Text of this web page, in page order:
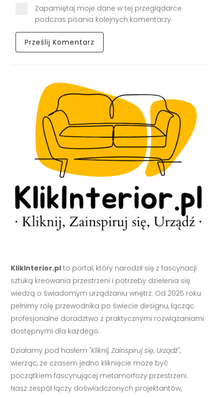
Zapamiętaj moje dane w tej przeglądarce
podczas pisania kolejnych komentarzy.
KlikInterior.pl to portal, który narodził się z fascynacji
sztuką kreowania przestrzeni i potrzeby dzielenia się
wiedzą o świadomym urządzaniu wnętrz. Od 2025 roku
pełnimy rolę przewodnika po świecie designu, łącząc
profesjonalne doradztwo z praktycznymi rozwiązaniami
dostępnymi dla każdego.
Działamy pod hasłem "Kliknij, Zainspiruj się, Urządź",
wierząc, że czasem jedno kliknięcie może być
początkiem fascynującej metamorfozy przestrzeni.
Nasz zespół łączy doświadczonych projektantów,